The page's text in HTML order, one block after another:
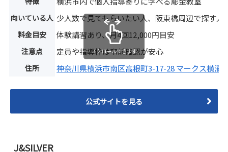
向いている人 少人数で見てもらいたい人、阪東橋周辺で探す人
料金目安 体験講習あり、月4回12,000円目安
注意点 定員や指導枠は事前確認が安心
住所 神奈川県横浜市南区高根町3-17-28 マークス横濱
スクロールできます
公式サイトを見る
J&SILVER